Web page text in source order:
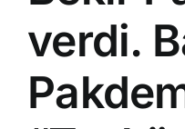
verdi.